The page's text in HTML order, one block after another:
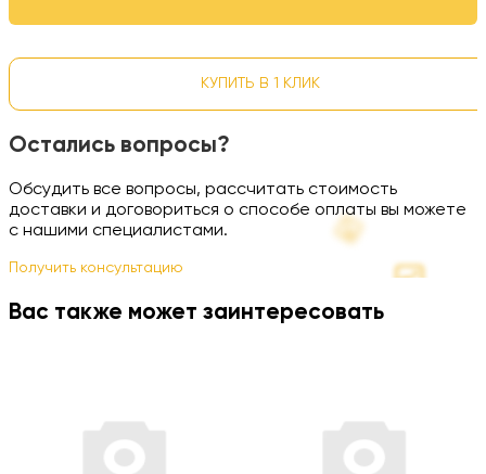
КУПИТЬ В 1 КЛИК
Остались вопросы?
Обсудить все вопросы, рассчитать стоимость
доставки и договориться о способе оплаты вы можете
с нашими специалистами.
Получить консультацию
Вас также может заинтересовать